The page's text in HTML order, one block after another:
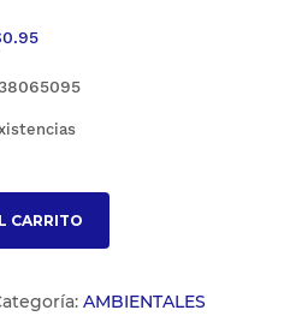
0.95
CARRITO
AMBIENTALES